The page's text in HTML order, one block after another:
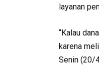
layanan
“Kalau
karena
Senin (20/